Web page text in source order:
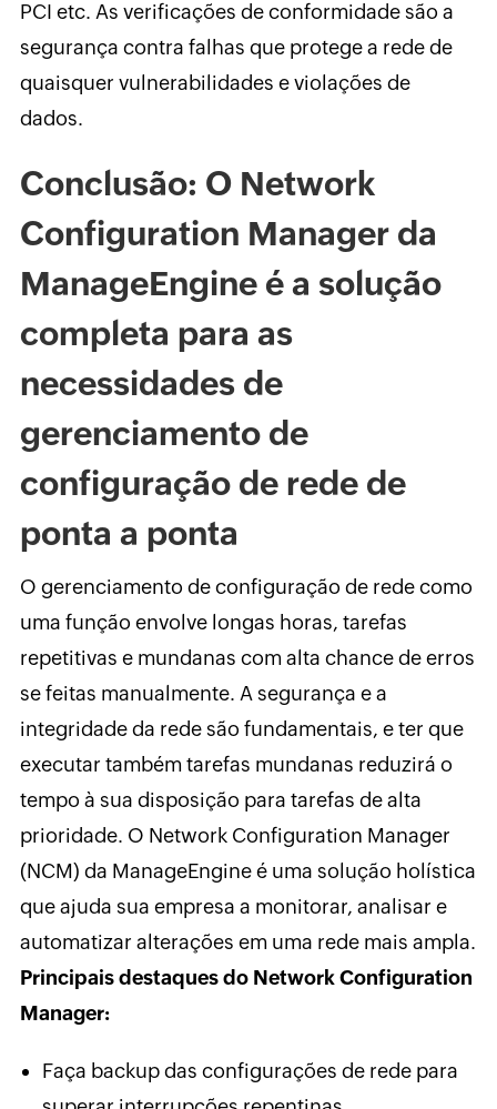
PCI etc. As verificações de conformidade são a
segurança contra falhas que protege a rede de
quaisquer vulnerabilidades e violações de
dados.
Conclusão: O Network
Configuration Manager da
ManageEngine é a solução
completa para as
necessidades de
gerenciamento de
configuração de rede de
ponta a ponta
O gerenciamento de configuração de rede como
uma função envolve longas horas, tarefas
repetitivas e mundanas com alta chance de erros
se feitas manualmente. A segurança e a
integridade da rede são fundamentais, e ter que
executar também tarefas mundanas reduzirá o
tempo à sua disposição para tarefas de alta
prioridade. O Network Configuration Manager
(NCM) da ManageEngine é uma solução holística
que ajuda sua empresa a monitorar, analisar e
automatizar alterações em uma rede mais ampla.
Principais destaques do Network Configuration
Manager:
Faça backup das configurações de rede para